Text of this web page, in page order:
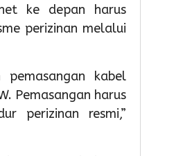
ke depan harus
perizinan melalui
kabel
Pemasangan harus
perizinan resmi,”